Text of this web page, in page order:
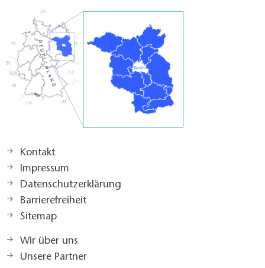
Kontakt
Impressum
Datenschutzerklärung
Barrierefreiheit
Sitemap
Wir über uns
Unsere Partner